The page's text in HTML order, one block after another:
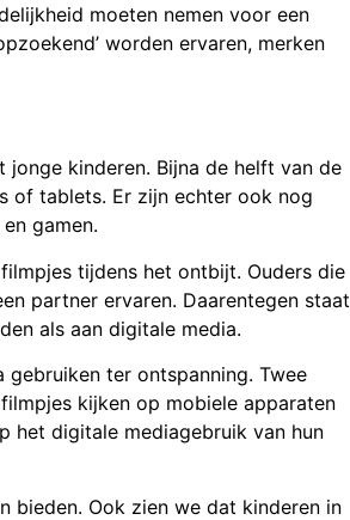
moeten nemen voor een
worden ervaren, merken
kinderen. Bijna de helft van de
of tablets. Er zijn echter ook nog
gamen.
tijdens het ontbijt. Ouders die
partner ervaren. Daarentegen staat
als aan digitale media.
ter ontspanning. Twee
kijken op mobiele apparaten
het digitale mediagebruik van hun
bieden. Ook zien we dat kinderen in